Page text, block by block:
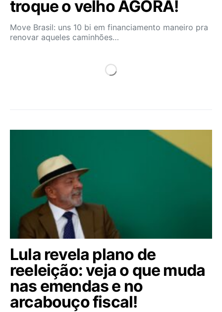
troque o velho AGORA!
Move Brasil: uns 10 bi em financiamento maneiro pra
renovar aqueles caminhões…
Lula revela plano de
reeleição: veja o que muda
nas emendas e no
arcabouço fiscal!